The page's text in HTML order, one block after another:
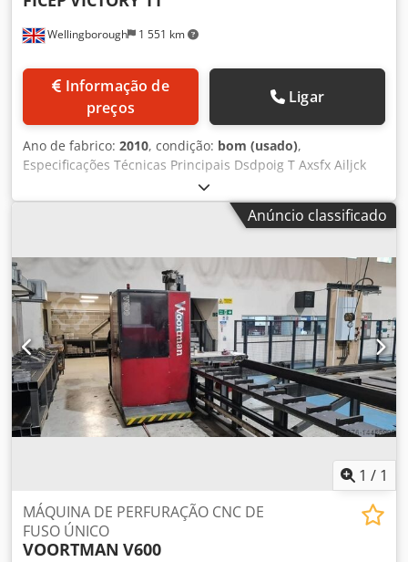
Wellingborough 1 551 km
preços
Ligar
Ano de fabrico: 2010, condição: bom (usado),
Especificações Técnicas Principais Dsdpoig T Axsfx Ailjck
Perfis a serem processados -Max. volume de secção
mm1100 x 1100 -Comprimentomax. da barra metros12
Capacidade de Perfuração -Drill headsno.1 -Pinos por
furaçãomax. mm31.75 -Diâmetro de furação (com avanço
reduzido)máx. mm40 -Potência por cabeça (a.c.)kW5,5 -
Programa de velocidade de rotação controlada do fuso
com variação contínua RPM 180 - 1000 Outras
Especificações -X velocidade de posicionamento do eixo
(portal)mt/min.20 -Y velocidade de posicionamento do eixo
(cabeça de perfuração)mt/min.4
Anúncio classificado
1 / 1
MÁQUINA DE PERFURAÇÃO CNC DE
FUSO ÚNICO
VOORTMAN V600